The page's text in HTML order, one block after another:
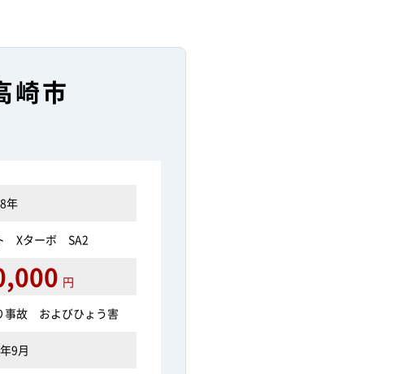
市
年
Xターボ SA2
円
事故 およびひょう害
9月